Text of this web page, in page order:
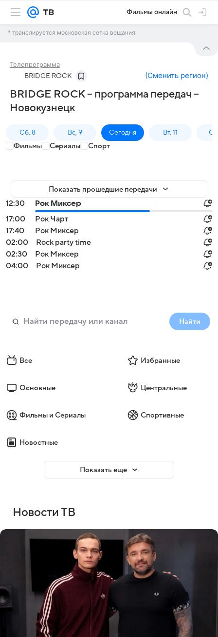
Фильмы онлайн
* транслируется московская сетка вещания
Телепрограмма
BRIDGE ROCK (Сменить регион)
BRIDGE ROCK – программа передач –
Новокузнецк
Сб, 8 Вс, 9 Сегодня Вт, 11
Фильмы Сериалы Спорт
Показать прошедшие передачи
12:30
Рок Миксер
17:00
Рок Чарт
17:40
Рок Миксер
02:00
Rock party time
02:30
Рок Миксер
04:00
Рок Миксер
Найти
Все Избранные
Основные Центральные
Фильмы и Сериалы Спортивные
Новостные
Показать еще
Новости ТВ